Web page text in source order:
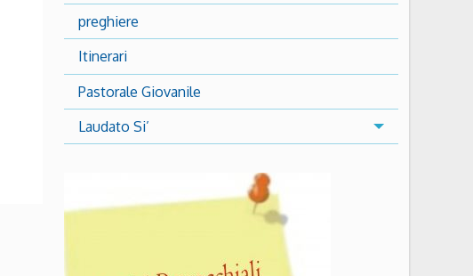
preghiere
Itinerari
Pastorale Giovanile
Laudato Si’